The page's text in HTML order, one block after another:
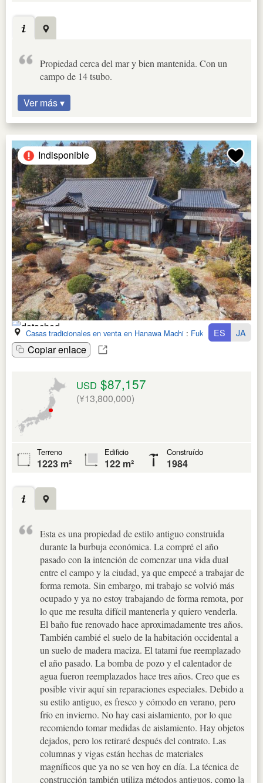
Propiedad cerca del mar y bien mantenida. Con un
campo de 14 tsubo.
Ver más ▾
Indisponible
Casas tradicionales en venta en Hanawa Machi : Fukushima Ken
Copiar enlace
ES JA
USD $87,157
(¥13,800,000)
Terreno
1223 m²
Edificio
122 m²
Construído
1984
Esta es una propiedad de estilo antiguo construida
durante la burbuja económica. La compré el año
pasado con la intención de comenzar una vida dual
entre el campo y la ciudad, ya que empecé a trabajar de
forma remota. Sin embargo, mi trabajo se volvió más
ocupado y ya no estoy trabajando de forma remota, por
lo que me resulta difícil mantenerla y quiero venderla.
El baño fue renovado hace aproximadamente tres años.
También cambié el suelo de la habitación occidental a
un suelo de madera maciza. El tatami fue reemplazado
el año pasado. La bomba de pozo y el calentador de
agua fueron reemplazados hace tres años. Creo que es
posible vivir aquí sin reparaciones especiales. Debido a
su estilo antiguo, es fresco y cómodo en verano, pero
frío en invierno. No hay casi aislamiento, por lo que
recomiendo tomar medidas de aislamiento. Hay objetos
dejados, pero los retiraré después del contrato. Las
columnas y vigas están hechas de materiales
magníficos que ya no se ven hoy en día. La técnica de
construcción también utiliza métodos antiguos, como la